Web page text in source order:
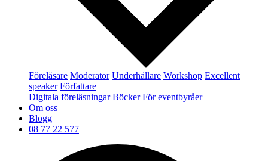
Föreläsare Moderator Underhållare Workshop Excellent
speaker Författare
Digitala föreläsningar Böcker För eventbyråer
Om oss
Blogg
08 77 22 577